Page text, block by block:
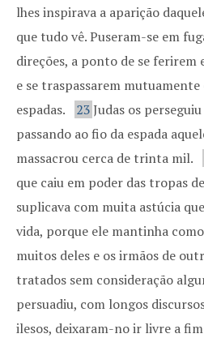
lhes inspirava a aparição
que tudo vê. Puseram-se em
direções, a ponto de se
e se traspassarem mutuamente
espadas.
23Judas os
passando ao fio da espada
massacrou cerca de trinta mil.
que caiu em poder das tropas
suplicava com muita astúcia
vida, porque ele mantinha
muitos deles e os irmãos de
tratados sem consideração
persuadiu, com longos
ilesos, deixaram-no ir livre a